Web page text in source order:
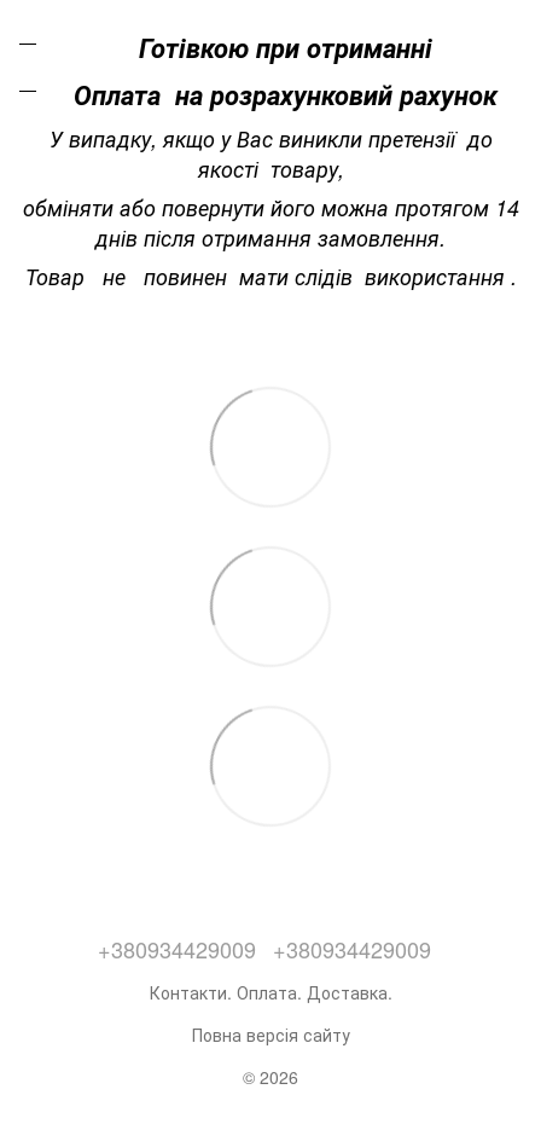
Готівкою при отриманні
Оплата на розрахунковий рахунок
У випадку, якщо у Вас виникли претензії до
якості товару,
обміняти або повернути його можна протягом 14
днів після отримання замовлення.
Товар не повинен мати слідів використання .
+380934429009 +380934429009
Контакти. Оплата. Доставка.
Повна версія сайту
© 2026